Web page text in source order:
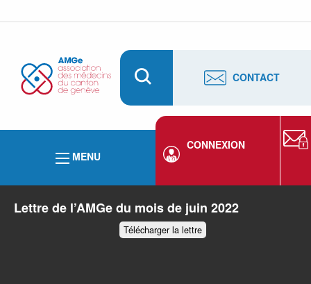
CONTACT
MENU
CONNEXION
Lettre de l’AMGe du mois de juin 2022
Télécharger la lettre